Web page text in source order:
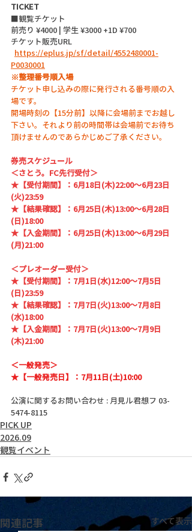
TICKET
■観覧チケット
前売り ¥4000 | 学生 ¥3000 +1D ¥700
チケット販売URL
https://eplus.jp/sf/detail/4552480001-
P0030001
※整理番号順入場
チケット申し込みの際に発行される番号順の入
場です。
開場時刻の【15分前】以降に会場前までお越し
下さい。それより前の時間帯は会場前でお待ち
頂けませんのであらかじめご了承ください。
券売スケジュール
＜さとう。FC先行受付＞
★【受付期間】：6月18日(木)22:00～6月23日
(火)23:59
★【結果確認】：6月25日(木)13:00～6月28日
(日)18:00
★【入金期間】：6月25日(木)13:00～6月29日
(月)21:00
＜プレオーダー受付＞
★【受付期間】：7月1日(水)12:00～7月5日
(日)23:59
★【結果確認】：7月7日(火)13:00～7月8日
(水)18:00
★【入金期間】：7月7日(火)13:00～7月9日
(木)21:00
＜一般発売＞
★【一般発売日】：7月11日(土)10:00
公演に関するお問い合わせ : 月見ル君想フ 03-
5474-8115
PICK UP
2026.09
観覧イベント
関連記事 すべて表示